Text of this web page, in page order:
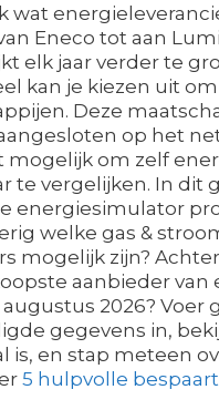
wat
Eneco tot aan
elk jaar verder te
kan je kiezen uit om
Deze
op het
mogelijk om zelf
te vergelijken. In dit
energiesimulator
welke gas &
mogelijk zijn?
aanbieder van
augustus 2026? Voer
gegevens in,
is, en stap meteen
5 hulpvolle